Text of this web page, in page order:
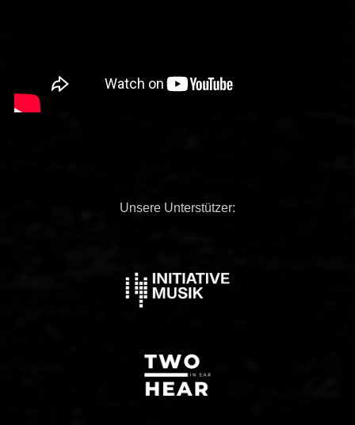
Unsere Unterstützer: